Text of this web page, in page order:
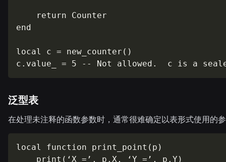
    return Counter
end
local c = new_counter()
c.value_ = 5 -- Not allowed.  c is a
泛型表
在处理未注释的函数参数时，通常很难确定以表形式使用的
local function print_point(p)
    print(‘X =’, p.X, ‘Y =’, p.Y)